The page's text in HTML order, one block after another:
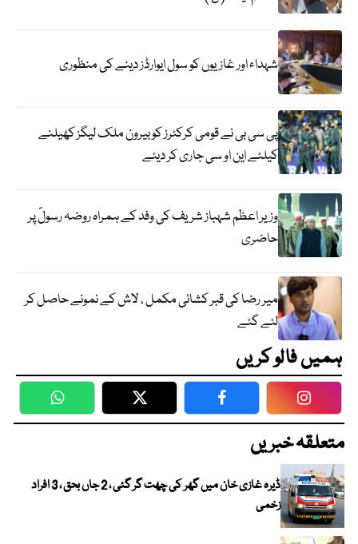
شہداء اور غازیوں کو سول ایوارڈز دینے کی منظوری
پی سی بی نے قومی کرکٹرز کو بیرون ملک لیگز کھیلنے
کیلئے این او سی جاری کر دیئے
وزیر اعظم شہباز شریف کی وفد کے ہمراہ روضہ رسولؐ پر
حاضری
میر رضا کی قبر کشائی مکمل ، لاش کے نمونے حاصل کر
لئے گئے
ہمیں فالو کریں
WhatsApp Twitter Facebook
متعلقہ خبریں
ڈیرہ غازی خان میں گھر کی چھت گر گئی ، 2 جاں بحق ، 3 افراد
زخمی